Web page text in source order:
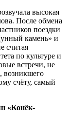
высокая
После обмена
поездки
камень» и
считая
по культуре и
встречи, не
возникшего
счёту, самый
«Конёк-